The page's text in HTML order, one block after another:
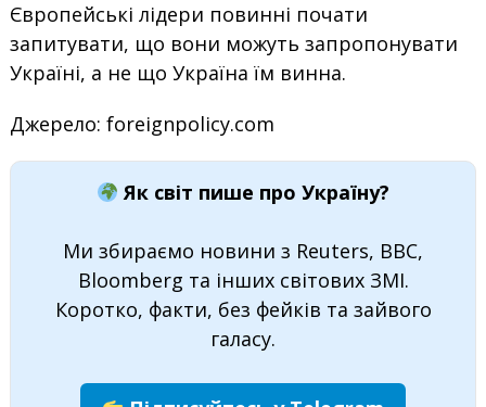
Європейські лідери повинні почати
запитувати, що вони можуть запропонувати
Україні, а не що Україна їм винна.
Джерело: foreignpolicy.com
Як світ пише про Україну?
Ми збираємо новини з Reuters, BBC,
Bloomberg та інших світових ЗМІ.
Коротко, факти, без фейків та зайвого
галасу.